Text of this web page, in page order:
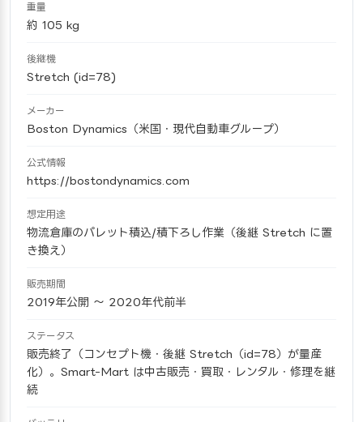
重量
約 105 kg
後継機
Stretch (id=78)
メーカー
Boston Dynamics（米国・現代自動車グループ）
公式情報
https://bostondynamics.com
想定用途
物流倉庫のパレット積込/積下ろし作業（後継 Stretch に置
き換え）
販売期間
2019年公開 〜 2020年代前半
ステータス
販売終了（コンセプト機・後継 Stretch（id=78）が量産
化）。Smart-Mart は中古販売・買取・レンタル・修理を継
続